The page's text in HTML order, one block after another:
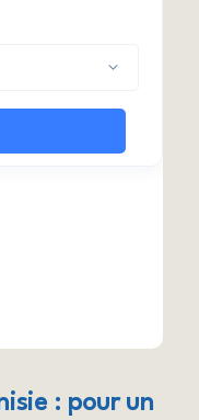
: pour un